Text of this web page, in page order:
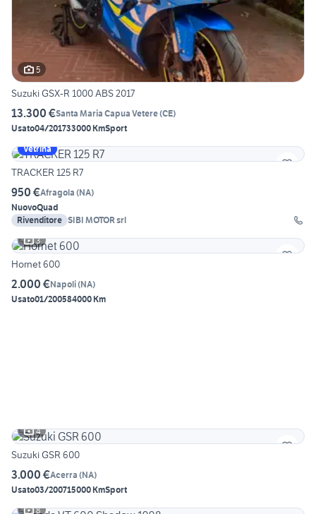
5
Suzuki GSX-R 1000 ABS 2017
13.300 €Santa Maria Capua Vetere(CE)
Usato04/201733000 KmSport
Vetrina
TRACKER 125 R7
950 €Afragola (NA)
NuovoQuad
Rivenditore SIBI MOTOR srl
3
Hornet 600
2.000 €Napoli(NA)
Usato01/200584000 Km
4
Suzuki GSR 600
3.000 €Acerra (NA)
Usato03/200715000 KmSport
8